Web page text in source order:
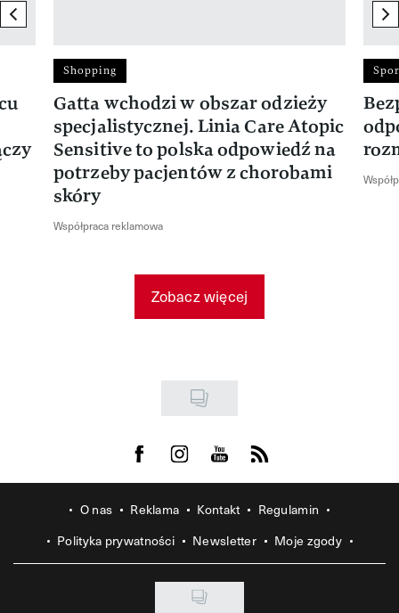
previous element
Shopping
Gatta wchodzi w obszar odzieży
specjalistycznej. Linia Care Atopic
Sensitive to polska odpowiedź na
potrzeby pacjentów z chorobami
skóry
Współpraca reklamowa
Zobacz więcej
Visit us on Facebook
Visit us on Instagram
Visit us on Youtube
Visit us on Rss
O nas Reklama Kontakt
Regulamin
Polityka prywatności
Newsletter Moje zgody